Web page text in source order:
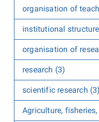
organisation of
institutional
organisation of
research (3)
scientific research (3)
Agriculture,